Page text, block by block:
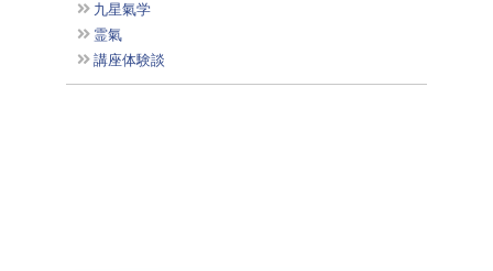
九星氣学
霊氣
講座体験談